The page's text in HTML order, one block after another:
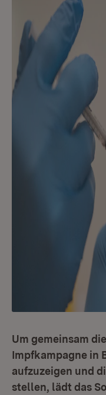
Um gemeinsam
Impfkampagne in
aufzuzeigen und
stellen, lädt das